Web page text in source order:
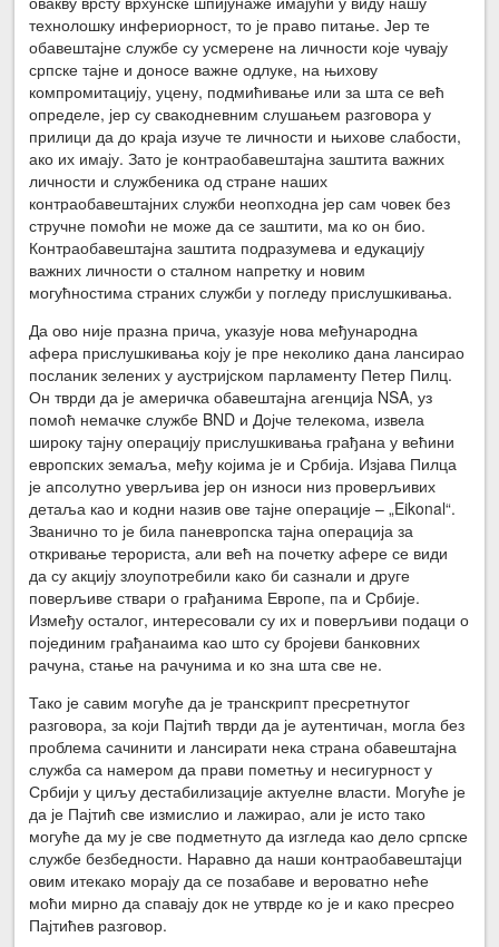
технолошку инфериорност, то је право питање. Јер те
обавештајне службе су усмерене на личности које чувају
српске тајне и доносе важне одлуке, на њихову
компромитацију, уцену, подмићивање или за шта се већ
определе, јер су свакодневним слушањем разговора у
прилици да до краја изуче те личности и њихове слабости,
ако их имају. Зато је контраобавештајна заштита важних
личности и службеника од стране наших
контраобавештајних служби неопходна јер сам човек без
стручне помоћи не може да се заштити, ма ко он био.
Контраобавештајна заштита подразумева и едукацију
важних личности о сталном напретку и новим
могућностима страних служби у погледу прислушкивања.
Да ово није празна прича, указује нова међународна
афера прислушкивања коју је пре неколико дана лансирао
посланик зелених у аустријском парламенту Петер Пилц.
Он тврди да је америчка обавештајна агенција NSA, уз
помоћ немачке службе BND и Дојче телекома, извела
широку тајну операцију прислушкивања грађана у већини
европских земаља, међу којима је и Србија. Изјава Пилца
је апсолутно уверљива јер он износи низ проверљивих
детаља као и кодни назив ове тајне операције – „Eikonal“.
Званично то је била паневропска тајна операција за
откривање терориста, али већ на почетку афере се види
да су акцију злоупотребили како би сазнали и друге
поверљиве ствари о грађанима Европе, па и Србије.
Између осталог, интересовали су их и поверљиви подаци о
појединим грађанаима као што су бројеви банковних
рачуна, стање на рачунима и ко зна шта све не.
Тако је савим могуће да је транскрипт пресретнутог
разговора, за који Пајтић тврди да је аутентичан, могла без
проблема сачинити и лансирати нека страна обавештајна
служба са намером да прави пометњу и несигурност у
Србији у циљу дестабилизације актуелне власти. Могуће је
да је Пајтић све измислио и лажирао, али је исто тако
могуће да му је све подметнуто да изгледа као дело српске
службе безбедности. Наравно да наши контраобавештајци
овим итекако морају да се позабаве и вероватно неће
моћи мирно да спавају док не утврде ко је и како пресрео
Пајтићев разговор.